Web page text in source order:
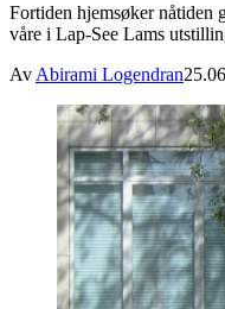
Fortiden hjemsøker nåtiden
våre i Lap-See Lams
Av Abirami Logendran